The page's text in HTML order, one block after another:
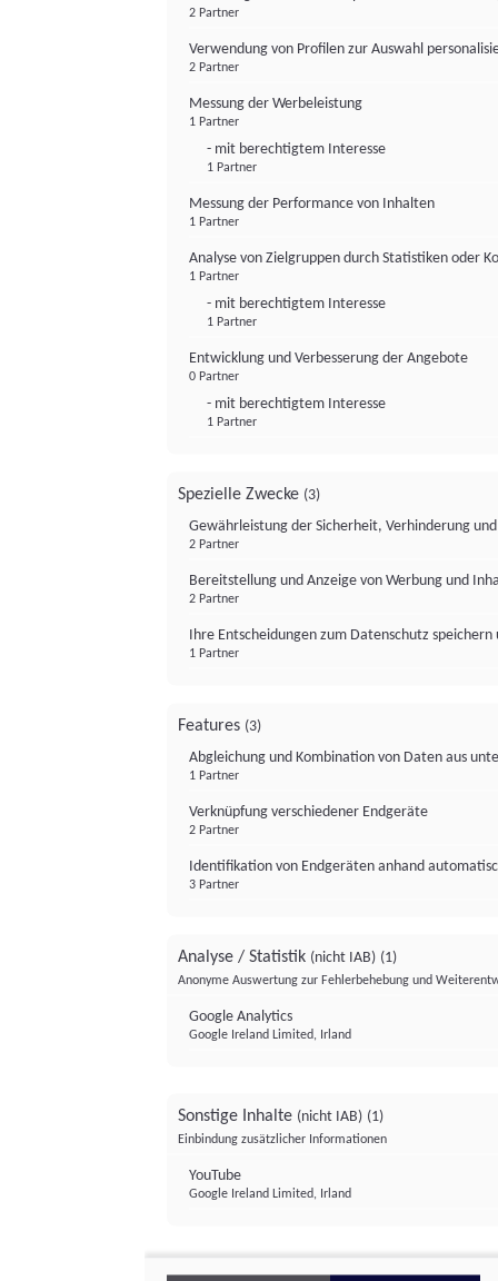
2 Partner
Verwendung von Profilen zur Auswahl
2 Partner
Messung der Werbeleistung
1 Partner
- mit berechtigtem Interesse
1 Partner
Messung der Performance von Inhalten
1 Partner
Analyse von Zielgruppen durch Statistiken oder
1 Partner
- mit berechtigtem Interesse
1 Partner
Entwicklung und Verbesserung der Angebote
0 Partner
- mit berechtigtem Interesse
1 Partner
Spezielle Zwecke (3)
Gewährleistung der Sicherheit, Verhinderung
2 Partner
Bereitstellung und Anzeige von Werbung und
2 Partner
Ihre Entscheidungen zum Datenschutz
1 Partner
Features (3)
Abgleichung und Kombination von Daten aus
1 Partner
Verknüpfung verschiedener Endgeräte
2 Partner
Identifikation von Endgeräten anhand
3 Partner
Analyse / Statistik (nicht IAB) (1)
Anonyme Auswertung zur Fehlerbehebung und
Google Analytics
Google Ireland Limited, Irland
Sonstige Inhalte (nicht IAB) (1)
Einbindung zusätzlicher Informationen
YouTube
Google Ireland Limited, Irland